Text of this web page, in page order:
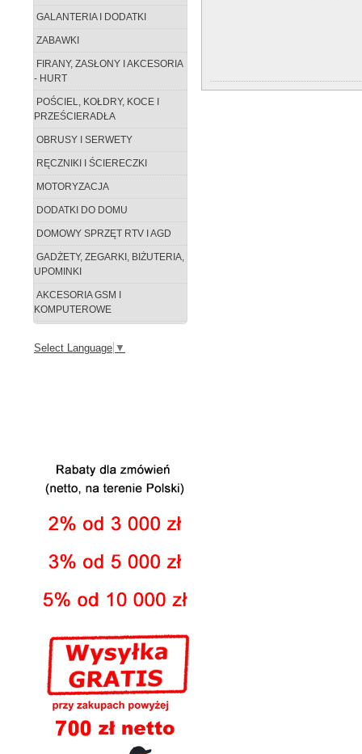
GALANTERIA I DODATKI
ZABAWKI
FIRANY, ZASŁONY I AKCESORIA
- HURT
POŚCIEL, KOŁDRY, KOCE I
PRZEŚCIERADŁA
OBRUSY I SERWETY
RĘCZNIKI I ŚCIERECZKI
MOTORYZACJA
DODATKI DO DOMU
DOMOWY SPRZĘT RTV I AGD
GADŻETY, ZEGARKI, BIŻUTERIA,
UPOMINKI
AKCESORIA GSM I
KOMPUTEROWE
Select Language ▼